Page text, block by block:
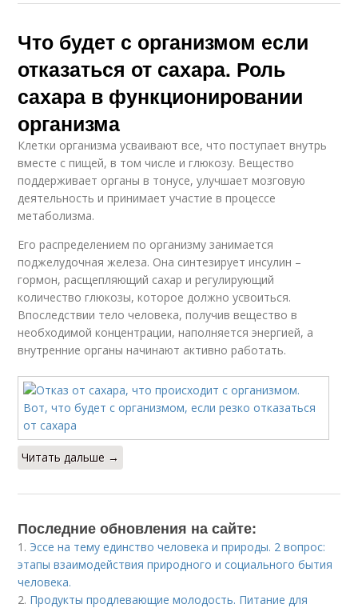
Что будет с организмом если
отказаться от сахара. Роль
сахара в функционировании
организма
Клетки организма усваивают все, что поступает внутрь
вместе с пищей, в том числе и глюкозу. Вещество
поддерживает органы в тонусе, улучшает мозговую
деятельность и принимает участие в процессе
метаболизма.
Его распределением по организму занимается
поджелудочная железа. Она синтезирует инсулин –
гормон, расщепляющий сахар и регулирующий
количество глюкозы, которое должно усвоиться.
Впоследствии тело человека, получив вещество в
необходимой концентрации, наполняется энергией, а
внутренние органы начинают активно работать.
Читать дальше →
Последние обновления на сайте:
1. Эссе на тему единство человека и природы. 2 вопрос:
этапы взаимодействия природного и социального бытия
человека.
2. Продукты продлевающие молодость. Питание для